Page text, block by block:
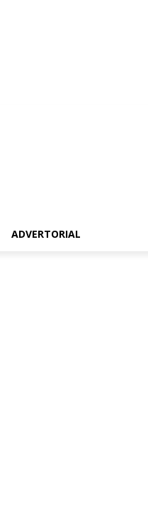
ADVERTORIAL